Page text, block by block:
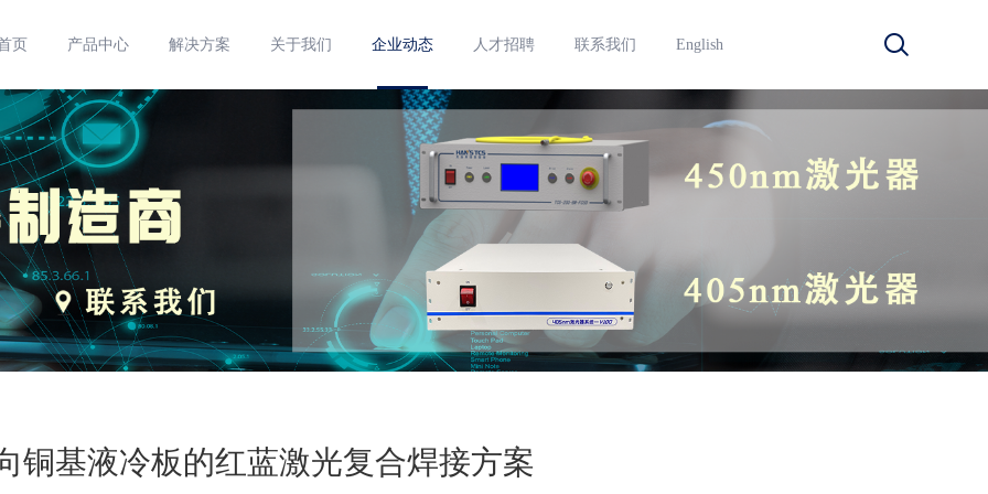
页 产品中心 解决方案 关于我们 企业动态 人才招聘 联系我们 English
铜基液冷板的红蓝激光复合焊接方案